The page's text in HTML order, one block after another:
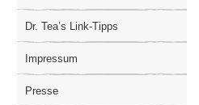
Dr. Tea’s Link-Tipps
Impressum
Presse